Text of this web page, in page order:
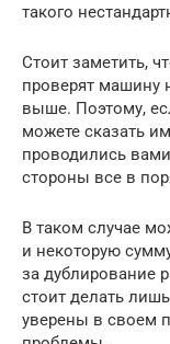
такого
Стоит заметить,
проверят машину
выше. Поэтому,
можете сказать
проводились
стороны все в
В таком случае
и некоторую
за дублирование
стоит делать
уверены в своем